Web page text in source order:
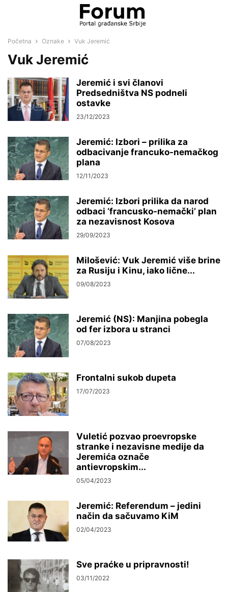
Početna Oznake Vuk Jeremić
Vuk Jeremić
Jeremić i svi članovi
Predsedništva NS podneli
ostavke
23/12/2023
Jeremić: Izbori – prilika za
odbacivanje francuko-nemačkog
plana
12/11/2023
Jeremić: Izbori prilika da narod
odbaci ‘francusko-nemački’ plan
za nezavisnost Kosova
29/09/2023
Milošević: Vuk Jeremić više brine
za Rusiju i Kinu, iako lične...
09/08/2023
Jeremić (NS): Manjina pobegla
od fer izbora u stranci
07/08/2023
Frontalni sukob dupeta
17/07/2023
Vuletić pozvao proevropske
stranke i nezavisne medije da
Jeremića označe
antievropskim...
05/04/2023
Jeremić: Referendum – jedini
način da sačuvamo KiM
02/04/2023
Sve praćke u pripravnosti!
03/11/2022